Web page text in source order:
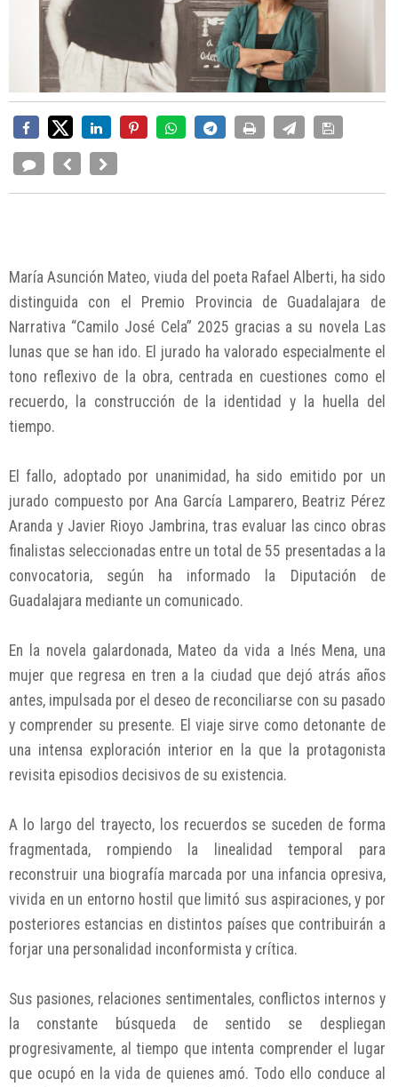
María Asunción Mateo, viuda del poeta Rafael Alberti, ha sido
distinguida con el Premio Provincia de Guadalajara de
Narrativa “Camilo José Cela” 2025 gracias a su novela Las
lunas que se han ido. El jurado ha valorado especialmente el
tono reflexivo de la obra, centrada en cuestiones como el
recuerdo, la construcción de la identidad y la huella del
tiempo.
El fallo, adoptado por unanimidad, ha sido emitido por un
jurado compuesto por Ana García Lamparero, Beatriz Pérez
Aranda y Javier Rioyo Jambrina, tras evaluar las cinco obras
finalistas seleccionadas entre un total de 55 presentadas a la
convocatoria, según ha informado la Diputación de
Guadalajara mediante un comunicado.
En la novela galardonada, Mateo da vida a Inés Mena, una
mujer que regresa en tren a la ciudad que dejó atrás años
antes, impulsada por el deseo de reconciliarse con su pasado
y comprender su presente. El viaje sirve como detonante de
una intensa exploración interior en la que la protagonista
revisita episodios decisivos de su existencia.
A lo largo del trayecto, los recuerdos se suceden de forma
fragmentada, rompiendo la linealidad temporal para
reconstruir una biografía marcada por una infancia opresiva,
vivida en un entorno hostil que limitó sus aspiraciones, y por
posteriores estancias en distintos países que contribuirán a
forjar una personalidad inconformista y crítica.
Sus pasiones, relaciones sentimentales, conflictos internos y
la constante búsqueda de sentido se despliegan
progresivamente, al tiempo que intenta comprender el lugar
que ocupó en la vida de quienes amó. Todo ello conduce al